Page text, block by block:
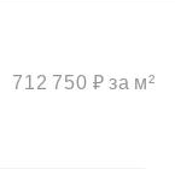
712 750 ₽ за м²